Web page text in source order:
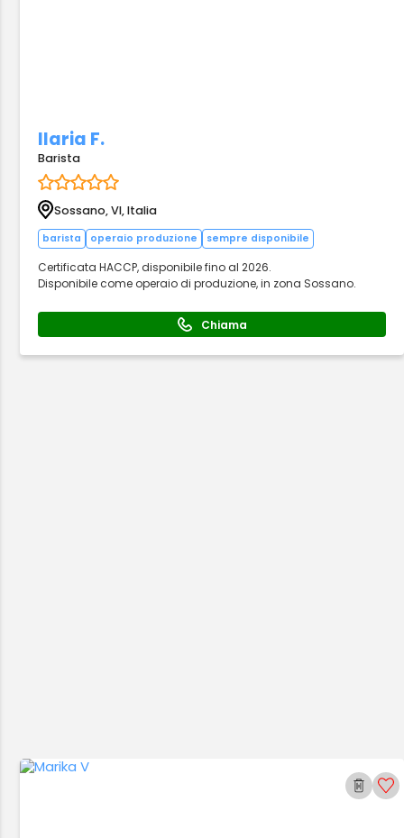
Ilaria F.
Barista
Sossano, VI, Italia
barista operaio produzione sempre disponibile
Certificata HACCP, disponibile fino al 2026.
Disponibile come operaio di produzione, in zona Sossano.
Chiama